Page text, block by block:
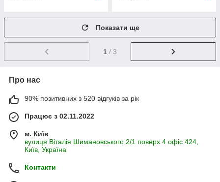
Показати ще
1 / 3
Про нас
90% позитивних з 520 відгуків за рік
Працює з 02.11.2022
м. Київ
вулиця Віталія Шимановського 2/1 поверх 4 офіс 424,
Київ, Україна
Контакти